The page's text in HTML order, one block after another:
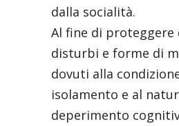
dalla socialità.
Al fine di proteggere
disturbi e forme di
dovuti alla
isolamento e al
deperimento